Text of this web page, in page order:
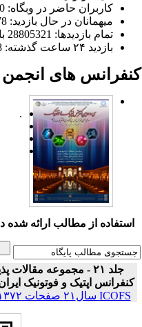
کاربران حاضر در وبگاه: 0 کاربر
میهمانان در حال بازدید: 1878 کاربر
تمام بازدید‌ها: 28805321 بازدید
بازدید ۲۴ ساعت گذشته: 77008 بازدید
های انجمن
.
استفاده از مطالب ارائه شده در
جلد ۲۱ - مجموعه مقالات
کنفرانس اپتیک و فوتونیک ایران
ICOFS سال۲۱ صفحات ۱۳۷۲-۱۳۶۹